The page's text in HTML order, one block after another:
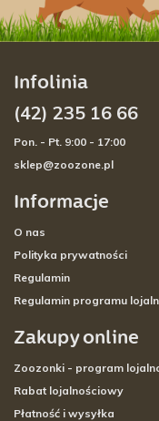
Informacje
O nas
Polityka prywatności
Regulamin
Regulamin programu
Zakupy online
Zoozonki - program
Rabat lojalnościowy
Płatność i wysyłka
Infolinia
(42) 235 16 66
Pon. - Pt. 9:00 - 17:00
sklep@zoozone.pl